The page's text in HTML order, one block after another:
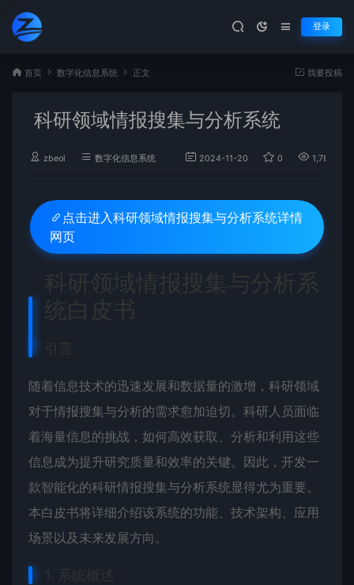
登录
首页 数字化信息系统 正文 我要投稿
科研领域情报搜集与分析系统
zbeol 数字化信息系统 2024-11-20 0 1,789
点击进入 科研领域情报搜集与分析系统详情
网页
科研领域情报搜集与分析系
统白皮书
引言
随着信息技术的迅速发展和数据量的激增，科研领域
对于情报搜集与分析的需求愈加迫切。科研人员面临
着海量信息的挑战，如何高效获取、分析和利用这些
信息成为提升研究质量和效率的关键。因此，开发一
款智能化的科研情报搜集与分析系统显得尤为重要。
本白皮书将详细介绍该系统的功能、技术架构、应用
场景以及未来发展方向。
1. 系统概述